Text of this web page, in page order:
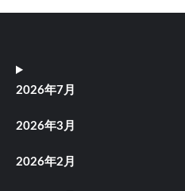
2026年7月
2026年3月
2026年2月